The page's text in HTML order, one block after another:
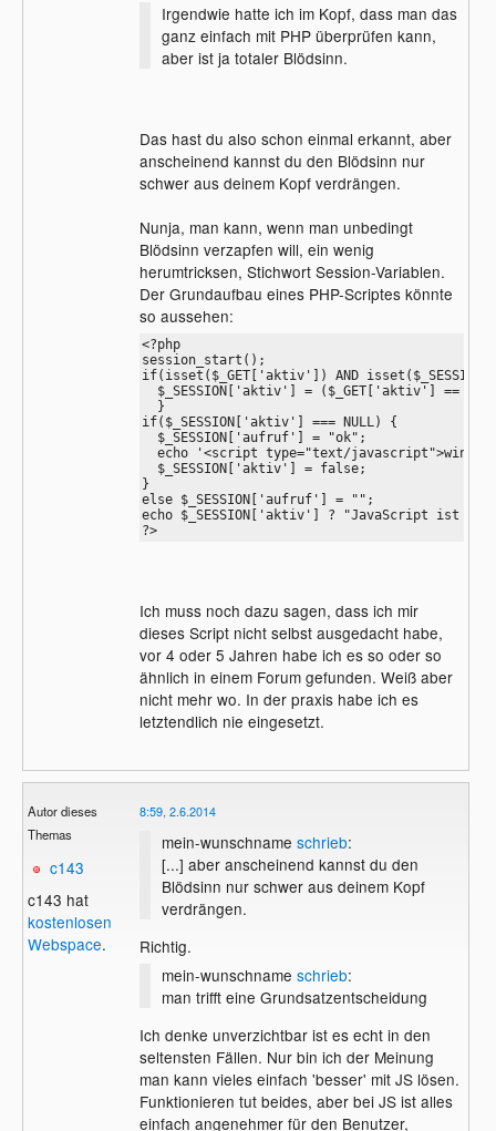
Irgendwie hatte ich im Kopf, dass man das
ganz einfach mit PHP überprüfen kann,
aber ist ja totaler Blödsinn.
Das hast du also schon einmal erkannt, aber
anscheinend kannst du den Blödsinn nur
schwer aus deinem Kopf verdrängen.
Nunja, man kann, wenn man unbedingt
Blödsinn verzapfen will, ein wenig
herumtricksen, Stichwort Session-Variablen.
Der Grundaufbau eines PHP-Scriptes könnte
so aussehen:
<?php
session_start();
if(isset($_GET['aktiv']) AND
$_SESSION['aktiv'] = ($_GET['aktiv'] ==
  }
if($_SESSION['aktiv'] === NULL) {
  $_SESSION['aufruf'] = "ok";
echo '<script type="text/
  $_SESSION['aktiv'] = false;
}
else $_SESSION['aufruf'] = "";
echo $_SESSION['aktiv'] ? "JavaScript ist
?>
Ich muss noch dazu sagen, dass ich mir
dieses Script nicht selbst ausgedacht habe,
vor 4 oder 5 Jahren habe ich es so oder so
ähnlich in einem Forum gefunden. Weiß aber
nicht mehr wo. In der praxis habe ich es
letztendlich nie eingesetzt.
Autor dieses
Themas
c143
c143 hat
kostenlosen
Webspace.
8:59, 2.6.2014
mein-wunschname schrieb:
[...] aber anscheinend kannst du den
Blödsinn nur schwer aus deinem Kopf
verdrängen.
Richtig.
mein-wunschname schrieb:
man trifft eine Grundsatzentscheidung
Ich denke unverzichtbar ist es echt in den
seltensten Fällen. Nur bin ich der Meinung
man kann vieles einfach 'besser' mit JS lösen.
Funktionieren tut beides, aber bei JS ist alles
einfach angenehmer für den Benutzer,